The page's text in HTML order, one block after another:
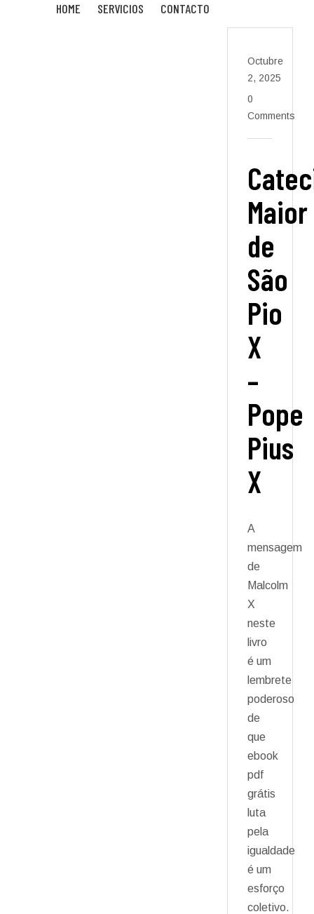
HOME SERVICIOS CONTACTO
Octubre
2, 2025
0
Comments
Maior
de
São
Pio
X
–
Pope
Pius
X
A
mensagem
de
Malcolm
X
neste
livro
é um
lembrete
poderoso
de
que
ebook
pdf
grátis
luta
pela
igualdade
é um
esforço
coletivo.